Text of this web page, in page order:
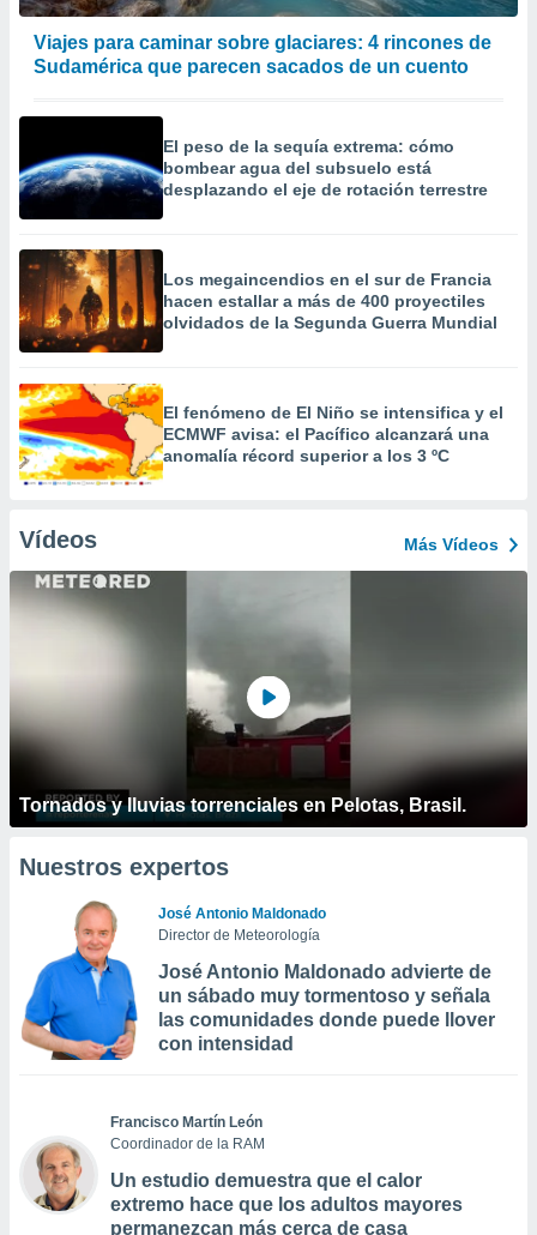
Viajes para caminar sobre glaciares: 4 rincones de
Sudamérica que parecen sacados de un cuento
El peso de la sequía extrema: cómo
bombear agua del subsuelo está
desplazando el eje de rotación terrestre
Los megaincendios en el sur de Francia
hacen estallar a más de 400 proyectiles
olvidados de la Segunda Guerra Mundial
El fenómeno de El Niño se intensifica y el
ECMWF avisa: el Pacífico alcanzará una
anomalía récord superior a los 3 ºC
Vídeos Más Vídeos
Tornados y lluvias torrenciales en Pelotas, Brasil.
Nuestros expertos
José Antonio Maldonado
Director de Meteorología
José Antonio Maldonado advierte de
un sábado muy tormentoso y señala
las comunidades donde puede llover
con intensidad
Francisco Martín León
Coordinador de la RAM
Un estudio demuestra que el calor
extremo hace que los adultos mayores
permanezcan más cerca de casa